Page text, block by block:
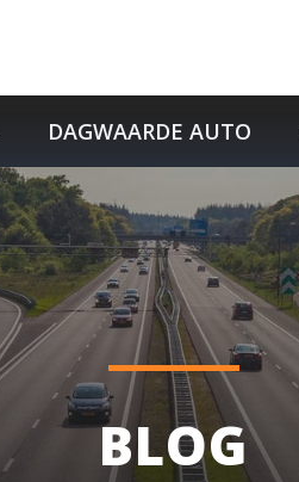
DAGWAARDE AUTO
BLOG